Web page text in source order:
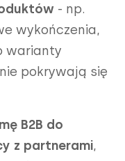
- np.
wykończenia,
warianty
pokrywają się
B2B do
z partnerami,